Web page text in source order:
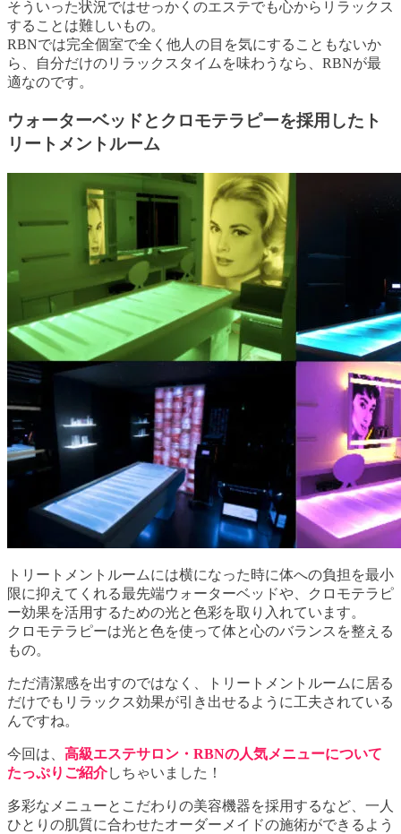
そういった状況ではせっかくのエステでも心からリラックス
することは難しいもの。
RBNでは完全個室で全く他人の目を気にすることもないか
ら、自分だけのリラックスタイムを味わうなら、RBNが最
適なのです。
ウォーターベッドとクロモテラピーを採用したト
リートメントルーム
トリートメントルームには横になった時に体への負担を最小
限に抑えてくれる最先端ウォーターベッドや、クロモテラピ
ー効果を活用するための光と色彩を取り入れています。
クロモテラピーは光と色を使って体と心のバランスを整える
もの。
ただ清潔感を出すのではなく、トリートメントルームに居る
だけでもリラックス効果が引き出せるように工夫されている
んですね。
今回は、 高級エステサロン・RBNの人気メニューについて
たっぷりご紹介しちゃいました！
多彩なメニューとこだわりの美容機器を採用するなど、一人
ひとりの肌質に合わせたオーダーメイドの施術ができるよう